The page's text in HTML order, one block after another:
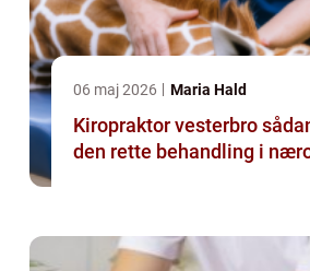
06 maj 2026 Maria Hald
Kiropraktor vesterbro sådan finder du
den rette behandling i